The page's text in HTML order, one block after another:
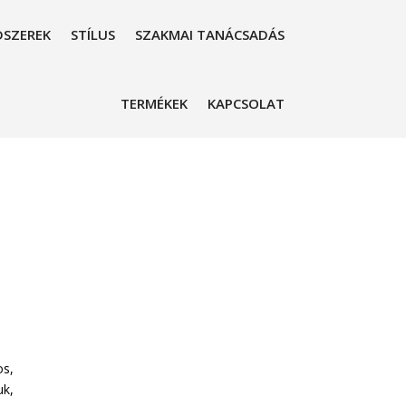
STÍLUS SZAKMAI TANÁCSADÁS
TERMÉKEK KAPCSOLAT